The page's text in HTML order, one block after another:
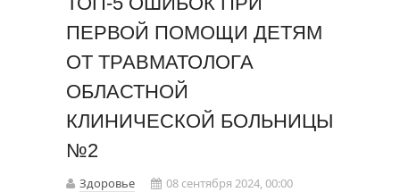
ПЕРВОЙ ПОМОЩИ ДЕТЯМ
ОТ ТРАВМАТОЛОГА
ОБЛАСТНОЙ
КЛИНИЧЕСКОЙ БОЛЬНИЦЫ
№2
Здоровье
08 сентября 2024, 00:00